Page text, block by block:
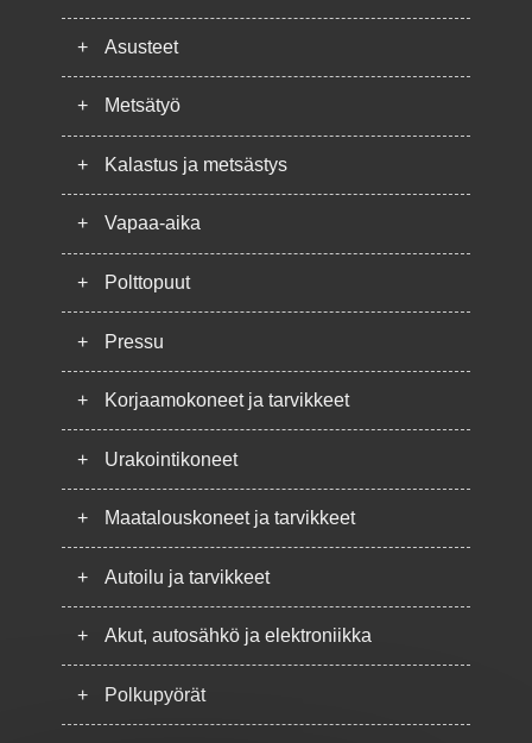
+ Asusteet
+ Metsätyö
+ Kalastus ja metsästys
+ Vapaa-aika
+ Polttopuut
+ Pressu
+ Korjaamokoneet ja tarvikkeet
+ Urakointikoneet
+ Maatalouskoneet ja tarvikkeet
+ Autoilu ja tarvikkeet
+ Akut, autosähkö ja elektroniikka
+ Polkupyörät